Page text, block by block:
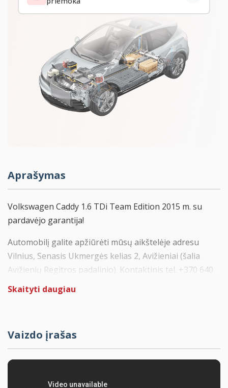
Aprašymas
Volkswagen Caddy 1.6 TDi Team Edition 2015 m. su
pardavėjo garantija!
Automobilį galite apžiūrėti mūsų aikštelėje adresu
Vilnius, Senasis Ukmergės kelias 2, Avižieniai (šalia
Avižienių Regitros padalinio). Kontaktinis tel. +370 640
12000
paskirstymo diržas su vandens pompa.
įranga, rūko žibintai, klimato kontrolė, galiniai
Skaityti daugiau
Vaizdo įrašas